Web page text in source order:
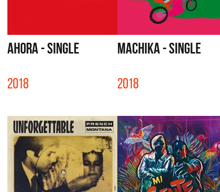
AHORA - SINGLE
2018
MACHIKA - SINGLE
2018